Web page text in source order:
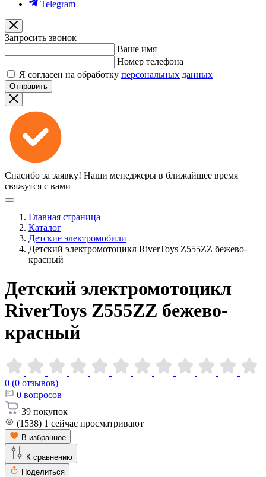
Telegram
Запросить звонок
Ваше имя
Номер телефона
Я согласен на обработку персональных данных
Отправить
Спасибо за заявку! Наши менеджеры в ближайшее время
свяжутся с вами
Главная страница
Каталог
Детские электромобили
Детский электромотоцикл RiverToys Z555ZZ бежево-
красный
Детский электромотоцикл
RiverToys Z555ZZ бежево-
красный
0 (0 отзывов)
0 вопросов
39 покупок
(1538) 1 сейчас просматривают
В избранное
К сравнению
Поделиться